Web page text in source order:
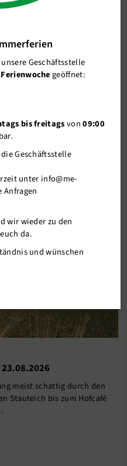
Dich bitte an die
meist schattig durch den
Stauteich bis zum Hofcafé
Geschäftsstelle
geöffnet:
bis freitagsvon09:00
Geschäftsstelle
unter info@me-
wir wieder zu den
da.
und wünschen